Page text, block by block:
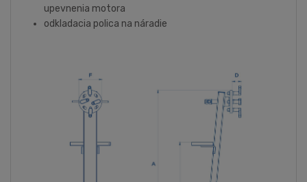
upevnenia motora
odkladacia polica na náradie